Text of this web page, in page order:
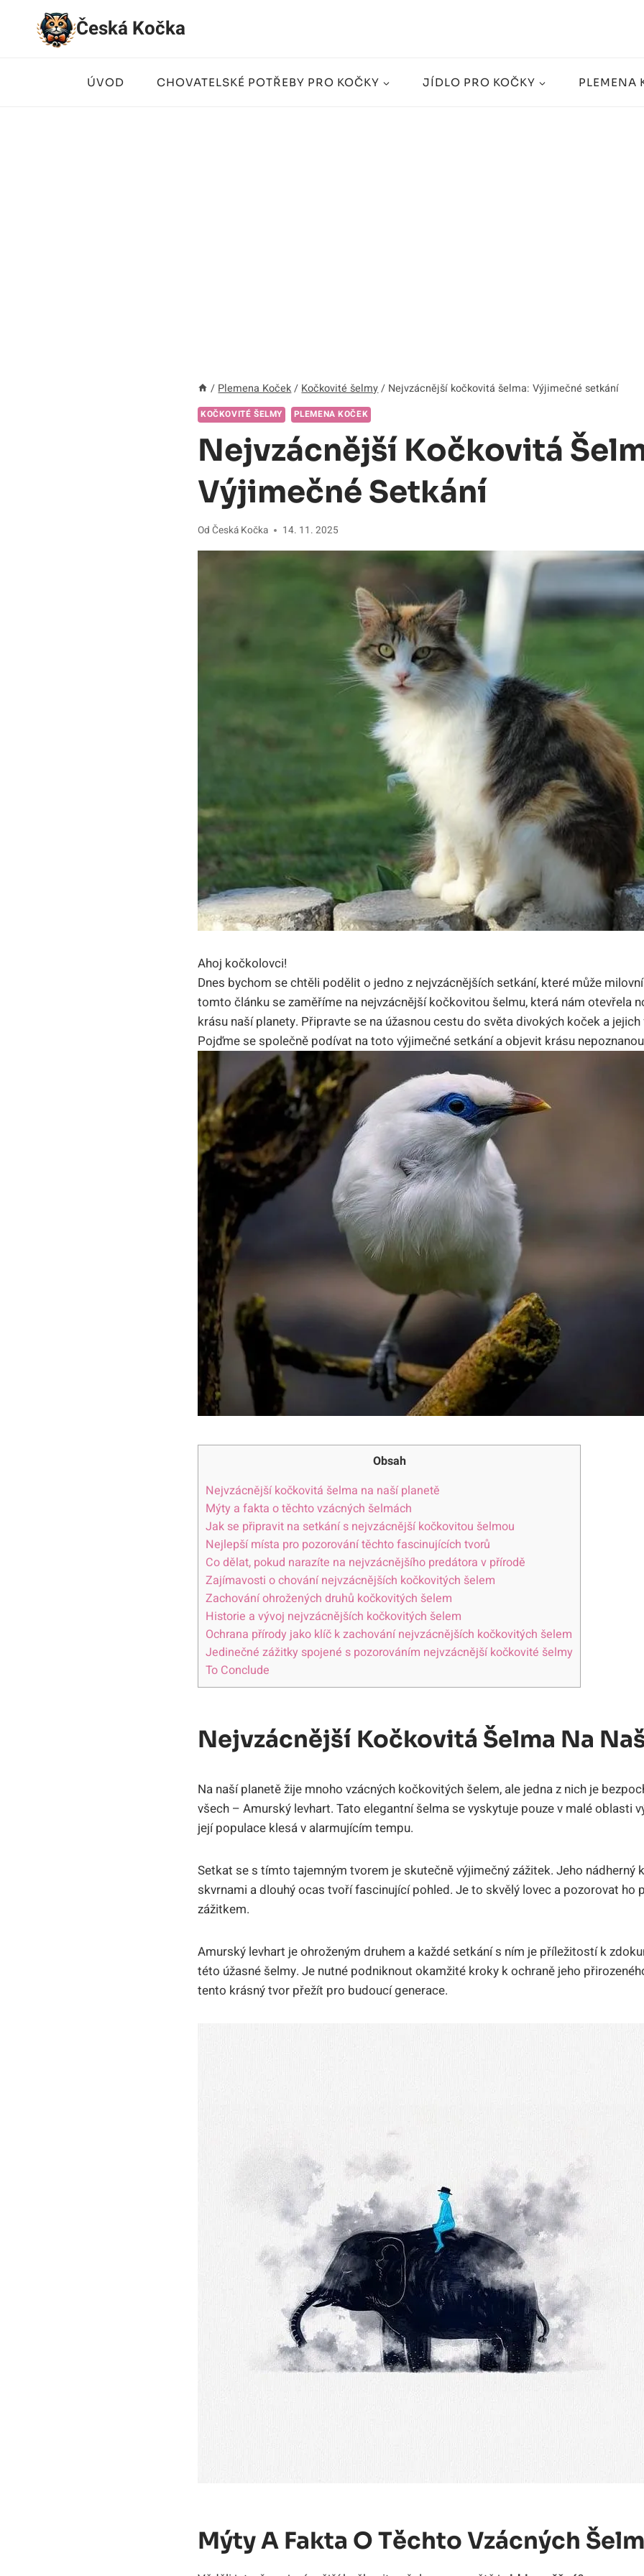
Přeskočit
Česká Kočka
ÚVOD CHOVATELSKÉ POTŘEBY PRO KOČKY JÍDLO PRO KOČKY PLEMENA
/ Plemena Koček / Kočkovité šelmy / Nejvzácnější kočkovitá šelma: Výjimečné setkání
KOČKOVITÉ ŠELMY PLEMENA KOČEK
Nejvzácnější Kočkovitá
Výjimečné Setkání
Od Česká Kočka 14. 11. 2025
Ahoj kočkolovci!
Dnes bychom se chtěli podělit o jedno z nejvzácnějších setkání, které může
tomto článku se zaměříme na nejvzácnější kočkovitou šelmu, která nám otevřela
krásu naší planety. Připravte se na úžasnou cestu do světa divokých koček a
Pojďme se společně podívat na toto výjimečné setkání a objevit krásu
Obsah
Nejvzácnější kočkovitá šelma na naší planetě
Mýty a fakta o těchto vzácných šelmách
Jak se připravit na setkání s nejvzácnější kočkovitou šelmou
Nejlepší místa pro pozorování těchto fascinujících tvorů
Co dělat, pokud narazíte na nejvzácnějšího predátora v přírodě
Zajímavosti o chování nejvzácnějších kočkovitých šelem
Zachování ohrožených druhů kočkovitých šelem
Historie a vývoj nejvzácnějších kočkovitých šelem
Ochrana přírody jako klíč k zachování nejvzácnějších kočkovitých šelem
Jedinečné zážitky spojené s pozorováním nejvzácnější kočkovité šelmy
To Conclude
Nejvzácnější Kočkovitá Šelma Na
Na naší planetě žije mnoho vzácných kočkovitých šelem, ale jedna z nich je
všech – Amurský levhart. Tato elegantní šelma se vyskytuje pouze v malé oblasti
její populace klesá v alarmujícím tempu.
Setkat se s tímto tajemným tvorem je skutečně výjimečný zážitek. Jeho nádherný
skvrnami a dlouhý ocas tvoří fascinující pohled. Je to skvělý lovec a pozorovat ho
zážitkem.
Amurský levhart je ohroženým druhem a každé setkání s ním je příležitostí k
této úžasné šelmy. Je nutné podniknout okamžité kroky k ochraně jeho
tento krásný tvor přežít pro budoucí generace.
Mýty A Fakta O Těchto Vzácných